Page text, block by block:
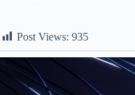
Post Views: 935